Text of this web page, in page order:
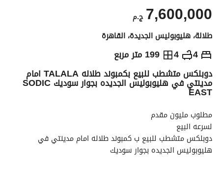
ج.م 7,600,000
طلالة، هليوبوليس الجديدة، القاهرة
4
4 199 متر مربع ج.م 7,600,000
الاماكن القريبة دوبلكس متشطب للبيع بكمبوند طلاله TALALA امام
مدينتي في هليوبوليس الجديده بجوار سوديك SODIC
EAST
مطلوب مليون مقدم
لسرعه البيع
هليوبوليس الجديده بجوار سوديك